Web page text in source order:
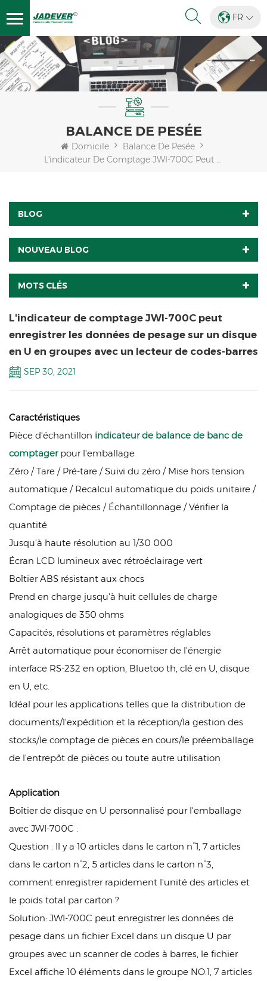
FR
BALANCE DE PESÉE
Domicile
Balance De Pesée
L'indicateur De Comptage JWI-700C Peut Enregistrer Les Données De Pesage Sur Un Disque En U En Groupes Avec Un Lecteur De Codes-Barres
BLOG
NOUVEAU BLOG
MOTS CLÉS
L'indicateur de comptage JWI-700C peut
enregistrer les données de pesage sur un disque
en U en groupes avec un lecteur de codes-barres
SEP 30, 2021
Caractéristiques
Pièce d'échantillon indicateur de balance de banc de
comptagerpour l'emballage
Zéro / Tare / Pré-tare / Suivi du zéro / Mise hors tension
automatique / Recalcul automatique du poids unitaire /
Comptage de pièces / Échantillonnage / Vérifier la
quantité
Jusqu'à haute résolution au 1/30 000
Écran LCD lumineux avec rétroéclairage vert
Boîtier ABS résistant aux chocs
Prend en charge jusqu'à huit cellules de charge
analogiques de 350 ohms
Capacités, résolutions et paramètres réglables
Arrêt automatique pour économiser de l'énergie
interface RS-232 en option, Bluetoo th, clé en U, disque
en U, etc.
Idéal pour les applications telles que la distribution de
documents/l'expédition et la réception/la gestion des
stocks/le comptage de pièces en cours/le préemballage
de l'entrepôt de pièces ou toute autre utilisation
Application
Boîtier de disque en U personnalisé pour l'emballage
avec JWI-700C :
Question : Il y a 10 articles dans le carton n°1, 7 articles
dans le carton n°2, 5 articles dans le carton n°3,
comment enregistrer rapidement l'unité des articles et
le poids total par carton ?
Solution: JWI-700C peut enregistrer les données de
pesage dans un fichier Excel dans un disque U par
groupes avec un scanner de codes à barres, le fichier
Excel affiche 10 éléments dans le groupe NO.1, 7 articles